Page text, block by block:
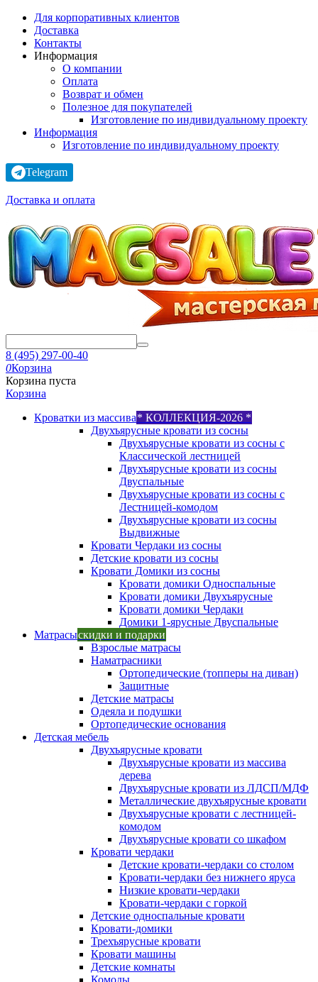
Для корпоративных клиентов
Доставка
Контакты
Информация
О компании
Оплата
Возврат и обмен
Полезное для покупателей
Изготовление по индивидуальному проекту
Информация
Изготовление по индивидуальному проекту
Telegram
Доставка и оплата
8 (495) 297-00-40
0Корзина
Корзина пуста
Корзина
Кроватки из массива* КОЛЛЕКЦИЯ-2026 *
Двухъярусные кровати из сосны
Двухъярусные кровати из сосны с
Классической лестницей
Двухъярусные кровати из сосны
Двуспальные
Двухъярусные кровати из сосны с
Лестницей-комодом
Двухъярусные кровати из сосны
Выдвижные
Кровати Чердаки из сосны
Детские кровати из сосны
Кровати Домики из сосны
Кровати домики Односпальные
Кровати домики Двухъярусные
Кровати домики Чердаки
Домики 1-ярусные Двуспальные
Матрасыскидки и подарки
Взрослые матрасы
Наматрасники
Ортопедические (топперы на диван)
Защитные
Детские матрасы
Одеяла и подушки
Ортопедические основания
Детская мебель
Двухъярусные кровати
Двухъярусные кровати из массива
дерева
Двухъярусные кровати из ЛДСП/МДФ
Металлические двухъярусные кровати
Двухъярусные кровати с лестницей-
комодом
Двухъярусные кровати со шкафом
Кровати чердаки
Детские кровати-чердаки со столом
Кровати-чердаки без нижнего яруса
Низкие кровати-чердаки
Кровати-чердаки с горкой
Детские односпальные кровати
Кровати-домики
Трехъярусные кровати
Кровати машины
Детские комнаты
Комоды